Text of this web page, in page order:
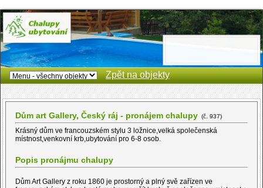
Zpět na objekty
Dům art Gallery, Český ráj - pronájem chalupy (č. 937)
Krásný dům ve francouzském stylu 3 ložnice,velká společenská
místnost,venkovní krb,ubytování pro 6-8 osob.
Popis pronájmu chalupy
Dům Art Gallery z roku 1860 je prostorný a plný svě zařízen ve